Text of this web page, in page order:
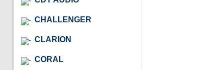
CHALLENGER
CLARION
CORAL